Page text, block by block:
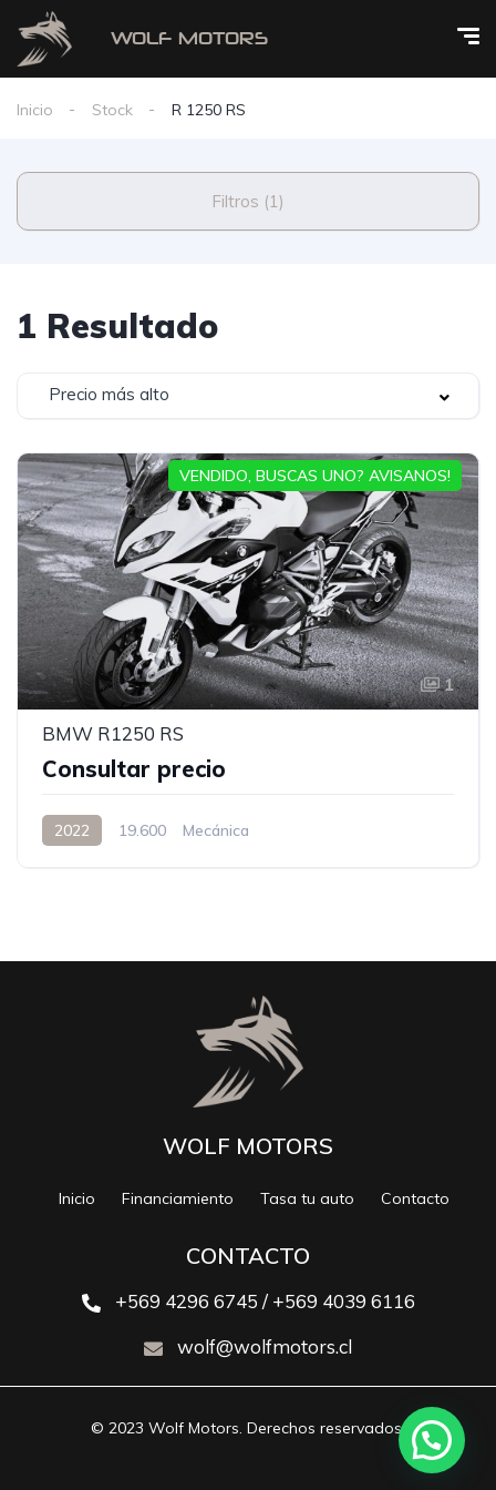
Inicio Stock R 1250 RS
Filtros (1)
1 Resultado
Precio más alto
1
BMW R1250 RS
Consultar precio
2022 19.600 Mecánica
VENDIDO, BUSCAS UNO? AVISANOS!
WOLF MOTORS
Inicio Financiamiento Tasa tu auto Contacto
CONTACTO
+569 4296 6745 / +569 4039 6116
wolf@wolfmotors.cl
© 2023 Wolf Motors. Derechos reservados.